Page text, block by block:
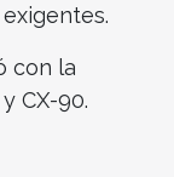
con la
CX-90.